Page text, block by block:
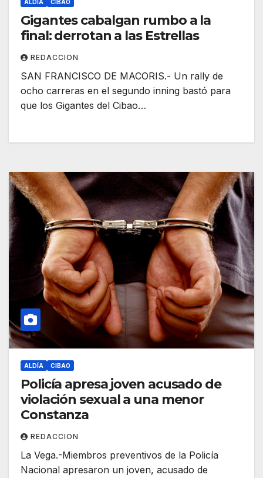
ALDÍA CIBAO
Gigantes cabalgan rumbo a la
final: derrotan a las Estrellas
REDACCION
SAN FRANCISCO DE MACORIS.- Un rally de
ocho carreras en el segundo inning bastó para
que los Gigantes del Cibao…
ALDÍA CIBAO
Policía apresa joven acusado de
violación sexual a una menor
Constanza
REDACCION
La Vega.-Miembros preventivos de la Policía
Nacional apresaron un joven, acusado de